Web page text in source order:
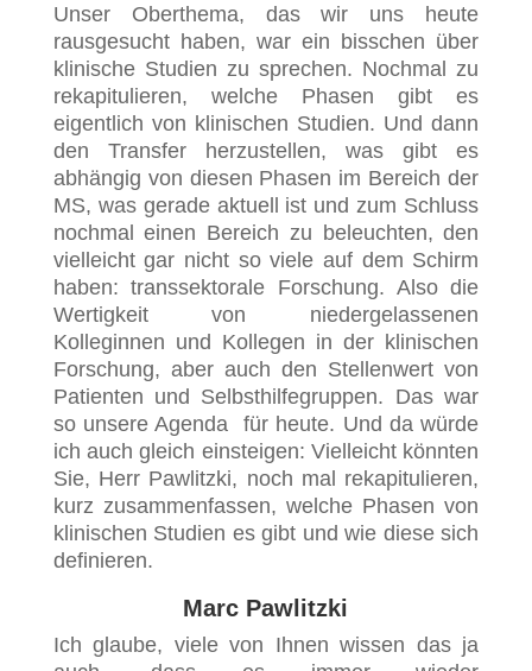
Unser Oberthema, das wir uns heute
rausgesucht haben, war ein bisschen über
klinische Studien zu sprechen. Nochmal zu
rekapitulieren, welche Phasen gibt es
eigentlich von klinischen Studien. Und dann
den Transfer herzustellen, was gibt es
abhängig von diesen Phasen im Bereich der
MS, was gerade aktuell ist und zum Schluss
nochmal einen Bereich zu beleuchten, den
vielleicht gar nicht so viele auf dem Schirm
haben: transsektorale Forschung. Also die
Wertigkeit von niedergelassenen
Kolleginnen und Kollegen in der klinischen
Forschung, aber auch den Stellenwert von
Patienten und Selbsthilfegruppen. Das war
so unsere Agenda für heute. Und da würde
ich auch gleich einsteigen: Vielleicht könnten
Sie, Herr Pawlitzki, noch mal rekapitulieren,
kurz zusammenfassen, welche Phasen von
klinischen Studien es gibt und wie diese sich
definieren.
Marc Pawlitzki
Ich glaube, viele von Ihnen wissen das ja